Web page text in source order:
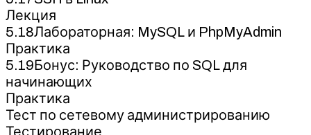
Лекция
5.18Лабораторная: MySQL и PhpMyAdmin
Практика
5.19Бонус: Руководство по SQL для
начинающих
Практика
Тест по сетевому администрированию
Тестирование